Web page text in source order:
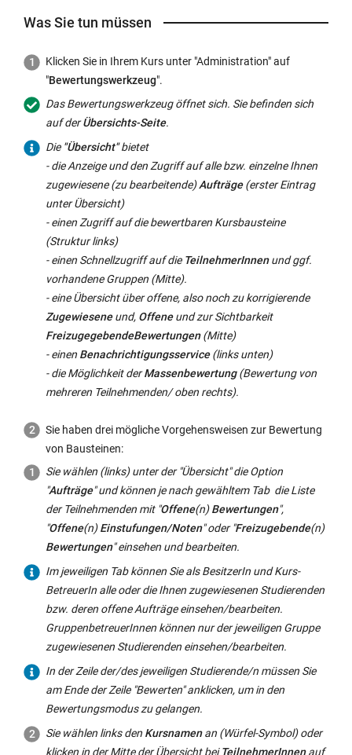
n
u
e
ö
n
i
n
e
m
e
s
ö
f
Was Sie tun müssen
Klicken Sie in Ihrem Kurs unter "Administration" auf
"Bewertungswerkzeug".
Das Bewertungswerkzeug öffnet sich. Sie befinden sich
auf derÜbersichts-Seite.
Die "Übersicht"bietet
- die Anzeige und den Zugriff auf alle bzw. einzelne Ihnen
zugewiesene (zu bearbeitende)Aufträge(erster Eintrag
unter Übersicht)
- einen Zugriff auf die bewertbaren Kursbausteine
(Struktur links)
- einen Schnellzugriff auf die TeilnehmerInnenund ggf.
vorhandene Gruppen (Mitte).
- eine Übersicht über offene, also noch zu korrigierende
Zugewieseneund, Offeneund zur Sichtbarkeit
FreizugegebendeBewertungen(Mitte)
- einen Benachrichtigungsservice(links unten)
- die Möglichkeit derMassenbewertung(Bewertung von
mehreren Teilnehmenden/ oben rechts).
Sie haben drei mögliche Vorgehensweisen zur Bewertung
von Bausteinen:
Sie wählen (links) unter der "Übersicht" die Option
"Aufträge" und können je nach gewähltem Tab die Liste
der Teilnehmenden mit "Offene(n)Bewertungen",
"Offene(n)Einstufungen/Noten" oder "Freizugebende(n)
Bewertungen" einsehen und bearbeiten.
Im jeweiligen Tab können Sie als BesitzerIn und Kurs-
BetreuerIn alle oder die Ihnen zugewiesenen Studierenden
bzw. deren offene Aufträge einsehen/bearbeiten.
GruppenbetreuerInnen können nur der jeweiligen Gruppe
zugewiesenen Studierenden einsehen/bearbeiten.
In der Zeile der/des jeweiligen Studierende/n müssen Sie
am Ende der Zeile "Bewerten" anklicken, um in den
Bewertungsmodus zu gelangen.
Sie wählen links den Kursnamenan (Würfel-Symbol) oder
klicken in der Mitte der Übersicht beiTeilnehmerInnenauf